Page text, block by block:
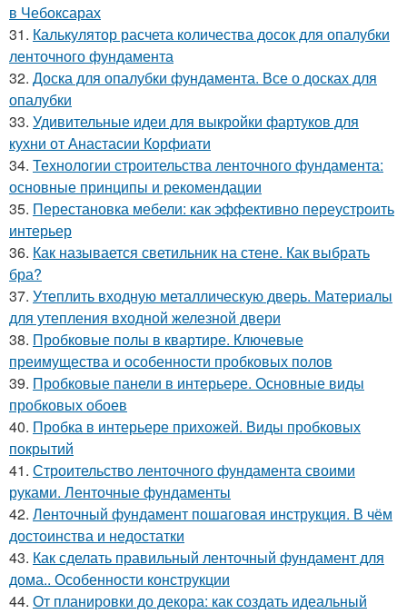
в Чебоксарах
31. Калькулятор расчета количества досок для опалубки
ленточного фундамента
32. Доска для опалубки фундамента. Все о досках для
опалубки
33. Удивительные идеи для выкройки фартуков для
кухни от Анастасии Корфиати
34. Технологии строительства ленточного фундамента:
основные принципы и рекомендации
35. Перестановка мебели: как эффективно переустроить
интерьер
36. Как называется светильник на стене. Как выбрать
бра?
37. Утеплить входную металлическую дверь. Материалы
для утепления входной железной двери
38. Пробковые полы в квартире. Ключевые
преимущества и особенности пробковых полов
39. Пробковые панели в интерьере. Основные виды
пробковых обоев
40. Пробка в интерьере прихожей. Виды пробковых
покрытий
41. Строительство ленточного фундамента своими
руками. Ленточные фундаменты
42. Ленточный фундамент пошаговая инструкция. В чём
достоинства и недостатки
43. Как сделать правильный ленточный фундамент для
дома.. Особенности конструкции
44. От планировки до декора: как создать идеальный